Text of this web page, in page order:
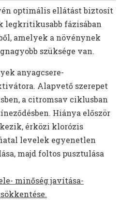
optimális ellátást biztosít
legkritikusabb fázisában
amelyek a növénynek
szüksége van.
anyagcsere-
Alapvető szerepet
a citromsav ciklusban
Hiánya először
érközi klorózis
levelek egyenetlen
majd foltos pusztulása
minőség javítása-